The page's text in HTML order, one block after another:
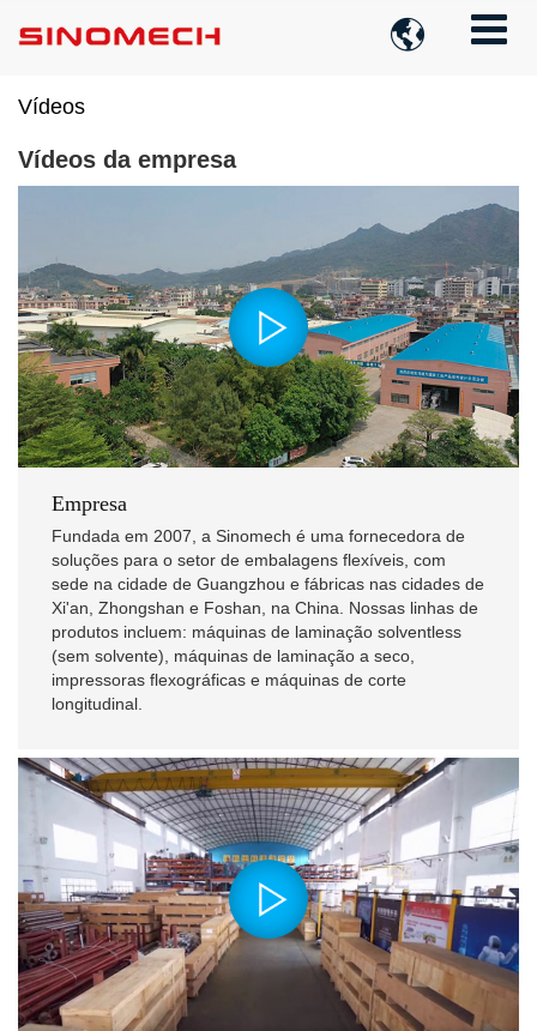

Vídeos
Vídeos da empresa
Empresa
Fundada em 2007, a Sinomech é uma fornecedora de
soluções para o setor de embalagens flexíveis, com
sede na cidade de Guangzhou e fábricas nas cidades de
Xi'an, Zhongshan e Foshan, na China. Nossas linhas de
produtos incluem: máquinas de laminação solventless
(sem solvente), máquinas de laminação a seco,
impressoras flexográficas e máquinas de corte
longitudinal.